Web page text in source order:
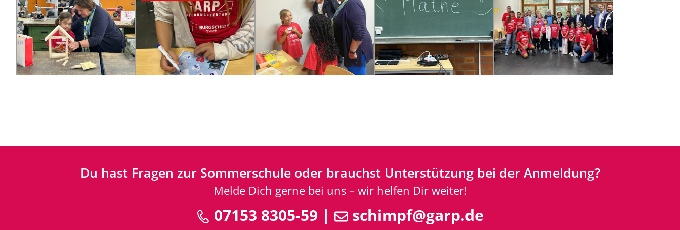
Du hast Fragen zur Sommerschule oder brauchst Unterstützung bei der Anmeldung?
Melde Dich gerne bei uns – wir helfen Dir weiter!
07153 8305-59 | schimpf@garp.de